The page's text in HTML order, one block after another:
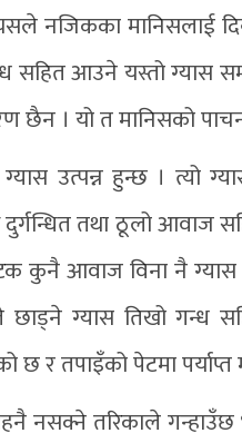
नजिकका मानिसलाई
आउने यस्तो ग्यास
छैन । यो त मानिसको
ग्यास उत्पन्न हुन्छ ।
दुर्गन्धित तथा ठूलो
कुनै आवाज विना नै ग्यास
छाड्ने ग्यास तिखो गन्ध
र तपाइँको पेटमा पर्याप्त
नसक्ने तरिकाले